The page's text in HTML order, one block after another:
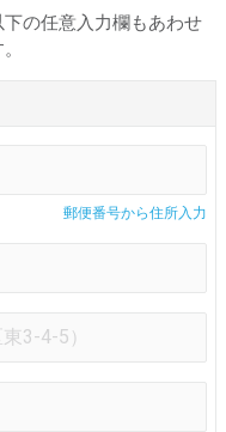
の任意入力欄もあわせ
郵便番号から住所入力